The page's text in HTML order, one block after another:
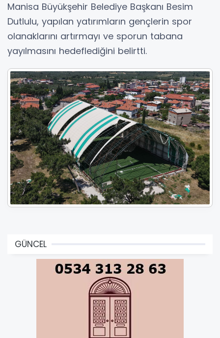
Manisa Büyükşehir Belediye Başkanı Besim
Dutlulu, yapılan yatırımların gençlerin spor
olanaklarını artırmayı ve sporun tabana
yayılmasını hedeflediğini belirtti.
GÜNCEL